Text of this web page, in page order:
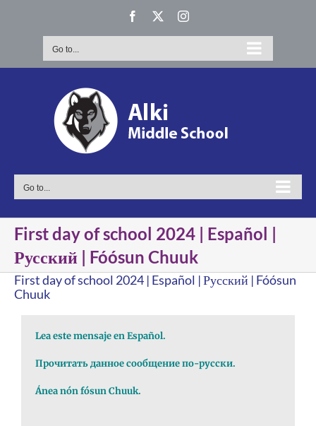
Facebook Instagram
Go to...
Go to...
First day of school 2024 | Español |
Русский | Fóósun Chuuk
First day of school 2024 | Español | Русский | Fóósun
Chuuk
Lea este mensaje en Español.
Прочитать данное сообщение по-русски.
Ánea nón fósun Chuuk.